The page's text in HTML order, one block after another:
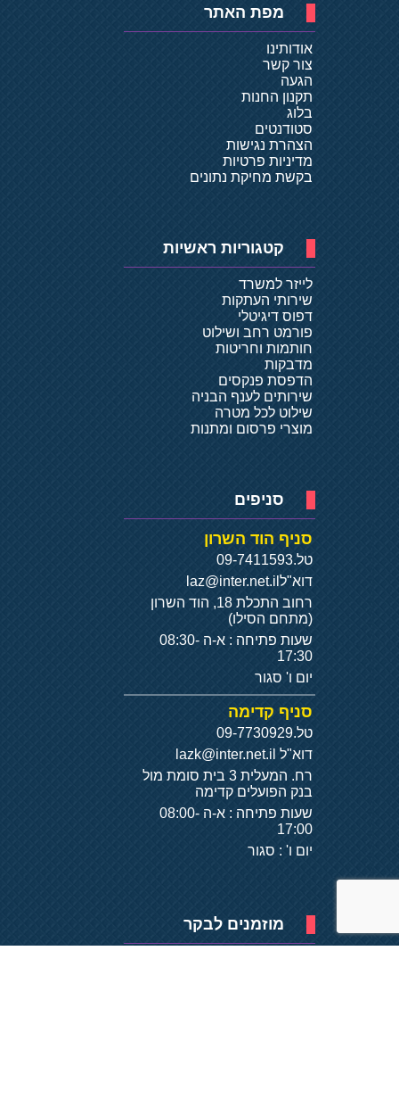
מפת האתר
אודותינו
צור קשר
הגעה
תקנון החנות
בלוג
סטודנטים
הצהרת נגישות
מדיניות פרטיות
בקשת מחיקת נתונים
קטגוריות ראשיות
לייזר למשרד
שירותי העתקות
דפוס דיגיטלי
פורמט רחב ושילוט
חותמות וחריטות
מדבקות
הדפסת פנקסים
שירותים לענף הבניה
שילוט לכל מטרה
מוצרי פרסום ומתנות
סניפים
סניף הוד השרון
טל.09-7411593
דוא"ל laz@inter.net.il
רחוב התכלת 18, הוד השרון
(מתחם הסילו)
שעות פתיחה : א-ה 08:30-
17:30
יום ו' סגור
סניף קדימה
טל.09-7730929
דוא"ל
רח. המעלית 3 בית סומת מול
בנק הפועלים קדימה
שעות פתיחה : א-ה 08:00-
17:00
יום ו' : סגור
מוזמנים לבקר